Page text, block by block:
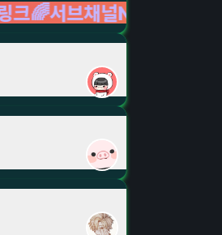
받기🍀🥂⚔️ LIVE LIVE LIVE